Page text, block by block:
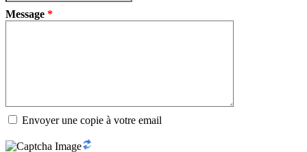
Message *
Envoyer une copie à votre email